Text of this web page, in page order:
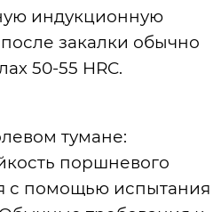
индукционную
после закалки обычно
50-55 HRC.
тумане:
поршневого
с помощью испытания